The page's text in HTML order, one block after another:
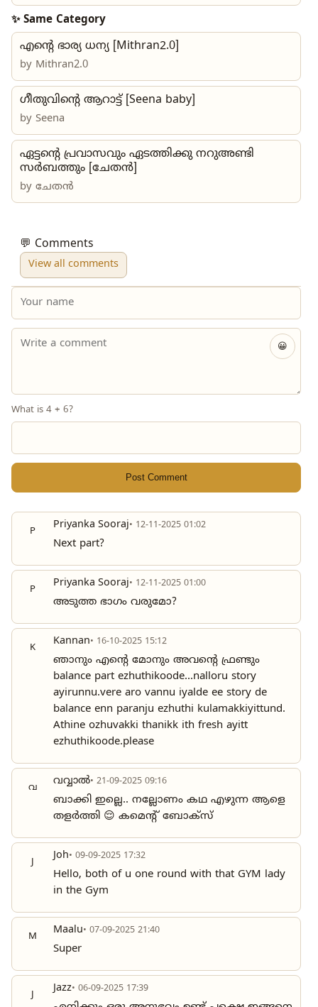
✨ Same Category
എന്റെ ഭാര്യ ധന്യ [Mithran2.0]
by Mithran2.0
ഗീതുവിന്റെ ആറാട്ട് [Seena baby]
by Seena
ഏട്ടന്റെ പ്രവാസവും ഏടത്തിക്കു നറുഅണ്ടി
സർബത്തും [ചേതൻ]
by ചേതൻ
💬 Comments
View all comments
😀
What is 4 + 6?
Post Comment
P Priyanka Sooraj• 12-11-2025 01:02
Next part?
P Priyanka Sooraj• 12-11-2025 01:00
അടുത്ത ഭാഗം വരുമോ?
K Kannan• 16-10-2025 15:12
ഞാനും എന്റെ മോനും അവന്റെ ഫ്രണ്ടും
balance part ezhuthikoode...nalloru story
ayirunnu.vere aro vannu iyalde ee story de
balance enn paranju ezhuthi kulamakkiyittund.
Athine ozhuvakki thanikk ith fresh ayitt
ezhuthikoode.please
വ വവ്വാൽ• 21-09-2025 09:16
ബാക്കി ഇല്ലെ.. നല്ലോണം കഥ എഴുന്ന ആളെ
തളർത്തി 😌 കമെന്റ് ബോക്സ്
Joh• 09-09-2025 17:32
Hello, both of u one round with that GYM lady
in the Gym
M Maalu• 07-09-2025 21:40
Super
Jazz• 06-09-2025 17:39